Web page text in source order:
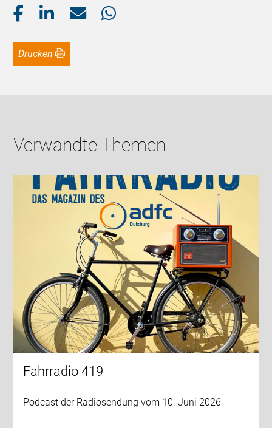
Drucken
Verwandte Themen
Fahrradio 419
Podcast der Radiosendung vom 10. Juni 2026